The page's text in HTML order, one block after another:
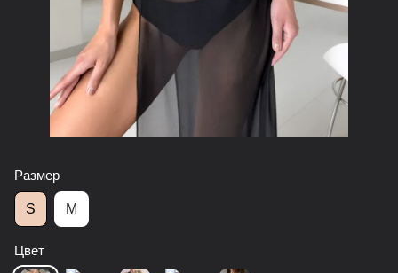
Размер
S M
Цвет